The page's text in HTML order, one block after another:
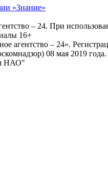
«Знание»
– 24. При
16+
агентство – 24».
08 мая 2019 года.
НАО"